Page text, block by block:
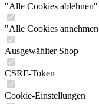
"Alle Cookies
"Alle Cookies
Ausgewählter Shop
CSRF-Token
Cookie-Einstellungen